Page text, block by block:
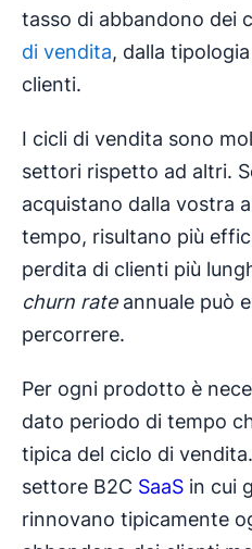
tasso di abbandono dei
di vendita, dalla
clienti.
I cicli di vendita sono
settori rispetto ad altri.
acquistano dalla vostra
tempo, risultano più
perdita di clienti più
churn rateannuale può
percorrere.
Per ogni prodotto è
dato periodo di tempo
tipica del ciclo di
settore B2C SaaS in cui
rinnovano tipicamente